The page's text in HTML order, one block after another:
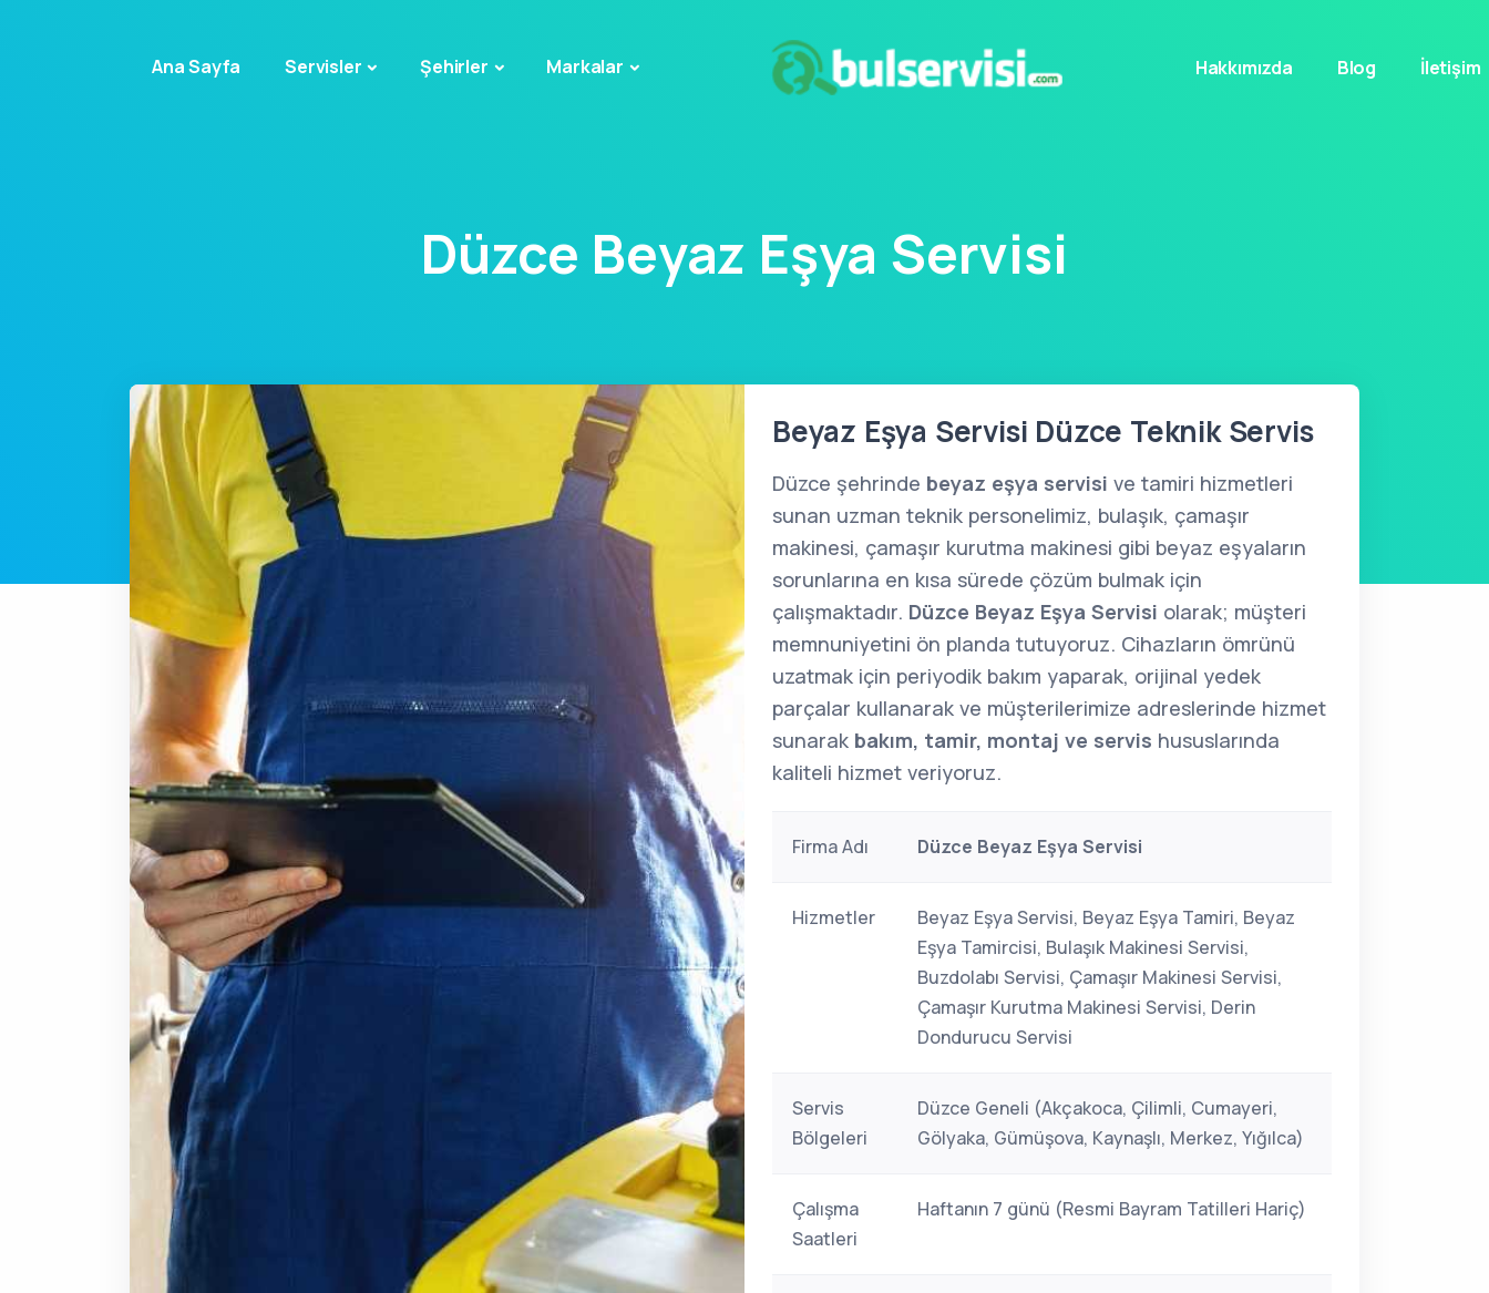
Ana Sayfa Servisler Şehirler Markalar Hakkımızda Blog İletişim
Düzce Beyaz Eşya Servisi
Beyaz Eşya Servisi Düzce Teknik Servis
Düzce şehrinde beyaz eşya servisi ve tamiri hizmetleri
sunan uzman teknik personelimiz, bulaşık, çamaşır
makinesi, çamaşır kurutma makinesi gibi beyaz eşyaların
sorunlarına en kısa sürede çözüm bulmak için
çalışmaktadır. Düzce Beyaz Eşya Servisi olarak; müşteri
memnuniyetini ön planda tutuyoruz. Cihazların ömrünü
uzatmak için periyodik bakım yaparak, orijinal yedek
parçalar kullanarak ve müşterilerimize adreslerinde hizmet
sunarak bakım, tamir, montaj ve servis hususlarında
kaliteli hizmet veriyoruz.
Firma Adı Düzce Beyaz Eşya Servisi
Hizmetler
Beyaz Eşya Servisi, Beyaz Eşya Tamiri, Beyaz
Eşya Tamircisi, Bulaşık Makinesi Servisi,
Buzdolabı Servisi, Çamaşır Makinesi Servisi,
Çamaşır Kurutma Makinesi Servisi, Derin
Dondurucu Servisi
Servis
Bölgeleri
Düzce Geneli (Akçakoca, Çilimli, Cumayeri,
Gölyaka, Gümüşova, Kaynaşlı, Merkez, Yığılca)
Çalışma
Saatleri
Haftanın 7 günü (Resmi Bayram Tatilleri Hariç)